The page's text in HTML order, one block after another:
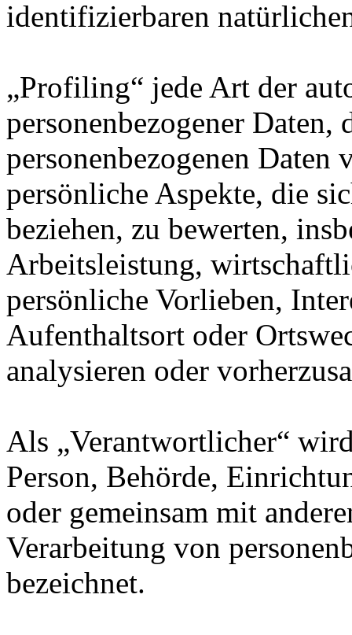
identifizierbaren
„Profiling“ jede Art der
personenbezogener Daten,
personenbezogenen Daten
persönliche Aspekte, die
beziehen, zu bewerten,
Arbeitsleistung,
persönliche Vorlieben,
Aufenthaltsort oder
analysieren oder
Als „Verantwortlicher“
Person, Behörde,
oder gemeinsam mit
Verarbeitung von
bezeichnet.